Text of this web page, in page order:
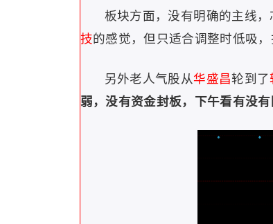
板块方面，没有明确的主线，
技的感觉，但只适合调整时低吸
另外老人气股从华盛昌轮到了
弱，没有资金封板，下午看有没有